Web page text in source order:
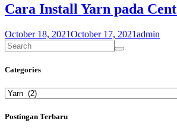
Cara Install Yarn pada
October 18, 2021October 17, 2021admin
Categories
Categories
Postingan Terbaru